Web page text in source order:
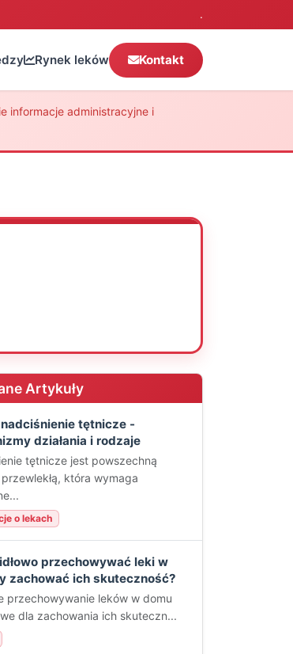
.
Rynek leków Kontakt
informacje administracyjne i
Artykuły
tętnicze -
działania i rodzaje
tętnicze jest powszechną
która wymaga
o lekach
przechowywać leki w
zachować ich skuteczność?
przechowywanie leków w domu
dla zachowania ich skuteczn...